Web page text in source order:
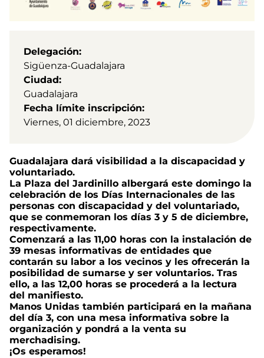
Delegación
Sigüenza-Guadalajara
Ciudad
Guadalajara
Fecha límite inscripción
Viernes, 01 diciembre, 2023
Guadalajara dará visibilidad a la discapacidad y
voluntariado.
La Plaza del Jardinillo albergará este domingo la
celebración de los Días Internacionales de las
personas con discapacidad y del voluntariado,
que se conmemoran los días 3 y 5 de diciembre,
respectivamente.
Comenzará a las 11,00 horas con la instalación de
39 mesas informativas de entidades que
contarán su labor a los vecinos y les ofrecerán la
posibilidad de sumarse y ser voluntarios. Tras
ello, a las 12,00 horas se procederá a la lectura
del manifiesto.
Manos Unidas también participará en la mañana
del día 3, con una mesa informativa sobre la
organización y pondrá a la venta su
merchadising.
¡Os esperamos!